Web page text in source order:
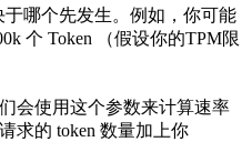
哪个先发生。例如，你可能
个 Token （假设你的TPM限
会使用这个参数来计算速率
求的 token 数量加上你